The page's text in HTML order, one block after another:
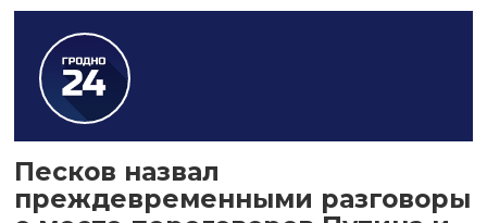
Песков назвал
преждевременными разговоры